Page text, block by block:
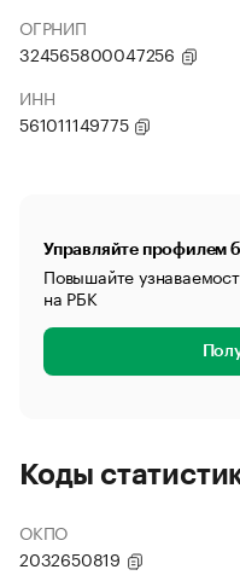
ОГРНИП
324565800047256
ИНН
561011149775
Управляйте профилем
Повышайте
на РБК
Коды
ОКПО
2032650819